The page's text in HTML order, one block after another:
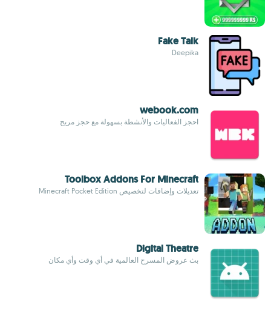
Fake Talk
Deepika
webook.com
احجز الفعاليات والأنشطة بسهولة مع حجز مريح
Toolbox Addons For Minecraft
تعديلات وإضافات لتخصيص Minecraft Pocket Edition
Digital Theatre
بث عروض المسرح العالمية في أي وقت وأي مكان